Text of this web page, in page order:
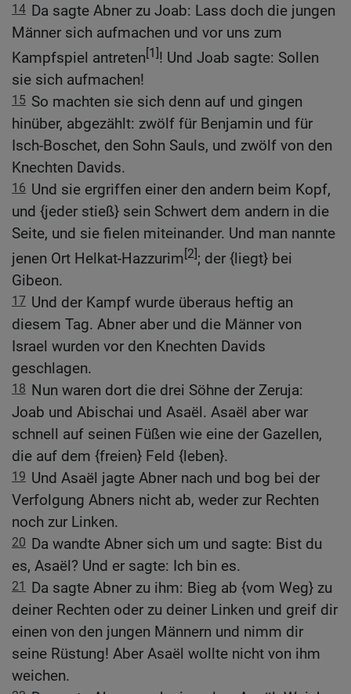
14 Da sagte Abner zu Joab: Lass doch die jungen
Männer sich aufmachen und vor uns zum
Kampfspiel antreten[1]! Und Joab sagte: Sollen
sie sich aufmachen!
15 So machten sie sich denn auf und gingen
hinüber, abgezählt: zwölf für Benjamin und für
Isch-Boschet, den Sohn Sauls, und zwölf von den
Knechten Davids.
16 Und sie ergriffen einer den andern beim Kopf,
und {jeder stieß} sein Schwert dem andern in die
Seite, und sie fielen miteinander. Und man nannte
jenen Ort Helkat-Hazzurim[2]; der {liegt} bei
Gibeon.
17 Und der Kampf wurde überaus heftig an
diesem Tag. Abner aber und die Männer von
Israel wurden vor den Knechten Davids
geschlagen.
18 Nun waren dort die drei Söhne der Zeruja:
Joab und Abischai und Asaël. Asaël aber war
schnell auf seinen Füßen wie eine der Gazellen,
die auf dem {freien} Feld {leben}.
19 Und Asaël jagte Abner nach und bog bei der
Verfolgung Abners nicht ab, weder zur Rechten
noch zur Linken.
20 Da wandte Abner sich um und sagte: Bist du
es, Asaël? Und er sagte: Ich bin es.
21
Da sagte Abner zu ihm: Bieg ab {vom Weg} zu
deiner Rechten oder zu deiner Linken und greif dir
einen von den jungen Männern und nimm dir
seine Rüstung! Aber Asaël wollte nicht von ihm
weichen.